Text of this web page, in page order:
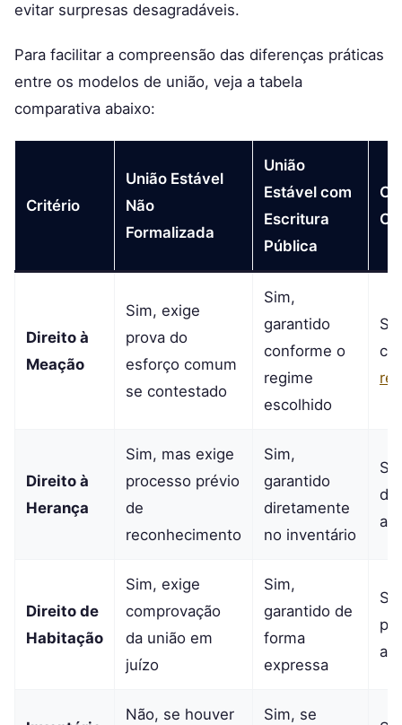
evitar surpresas desagradáveis.
Para facilitar a compreensão das diferenças práticas
entre os modelos de união, veja a tabela
comparativa abaixo:
Critério
União Estável
Não
Formalizada
União
Estável com
Escritura
Pública
Direito à
Meação
Sim, exige
prova do
esforço comum
se contestado
Sim,
garantido
conforme o
regime
escolhido
Direito à
Herança
Sim, mas exige
processo prévio
de
reconhecimento
Sim,
garantido
diretamente
no inventário
de
Direito de
Habitação
Sim, exige
comprovação
da união em
juízo
Sim,
garantido de
forma
expressa
Não, se houver
Sim, se